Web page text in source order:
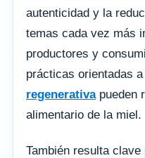
autenticidad y la
temas cada vez más
productores y
prácticas orientadas a
regenerativapueden
alimentario de la miel.
También resulta